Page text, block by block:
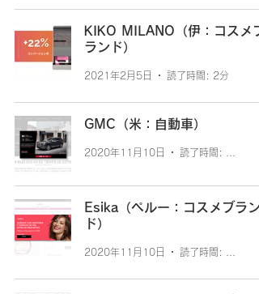
KIKO MILANO（伊：コスメブ
ランド）
2021年2月5日 読了時間: 2分
GMC（米：自動車）
2020年11月10日
Esika（ペルー：コスメブラン
ド）
2020年11月10日